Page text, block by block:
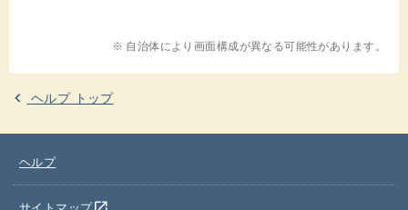
※ 自治体により画面構成が異なる可能性があります。
ヘルプ トップ
ヘルプ